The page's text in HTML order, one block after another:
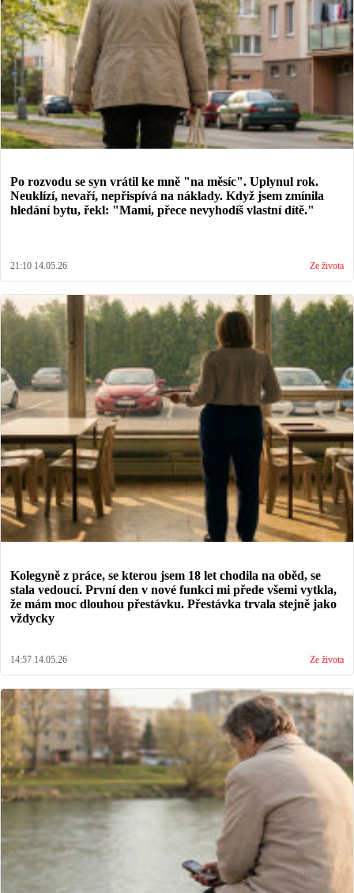
Po rozvodu se syn vrátil ke mně "na měsíc". Uplynul rok.
Neuklízí, nevaří, nepřispívá na náklady. Když jsem zmínila
hledání bytu, řekl: "Mami, přece nevyhodíš vlastní dítě."
21:10 14.05.26 Ze života
Kolegyně z práce, se kterou jsem 18 let chodila na oběd, se
stala vedoucí. První den v nové funkci mi přede všemi vytkla,
že mám moc dlouhou přestávku. Přestávka trvala stejně jako
vždycky
14:57 14.05.26 Ze života